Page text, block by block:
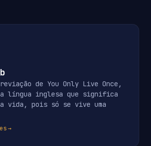
de You Only Live Once,
língua inglesa que significa
vida, pois só se vive uma
→